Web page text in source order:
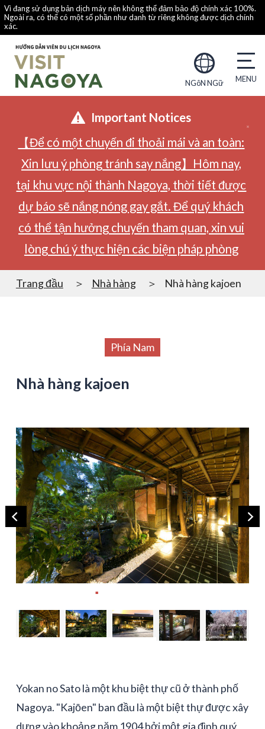
Vì đang sử dụng bản dịch máy nên không thể đảm bảo độ chính xác 100%.
Ngoài ra, có thể có một số phần như danh từ riêng không được dịch chính
xác.
NGôN NGữ
Important Notices
【Để có một chuyến đi thoải mái và an toàn:
Xin lưu ý phòng tránh say nắng】Hôm nay,
tại khu vực nội thành Nagoya, thời tiết được
dự báo sẽ nắng nóng gay gắt. Để quý khách
có thể tận hưởng chuyến tham quan, xin vui
lòng chú ý thực hiện các biện pháp phòng
Trang đầu Nhà hàng Nhà hàng kajoen
Phía Nam
Nhà hàng kajoen
Yokan no Sato là một khu biệt thự cũ ở thành phố
Nagoya. "Kajōen" ban đầu là một biệt thự được xây
dựng vào khoảng năm 1904 bởi một gia đình quý